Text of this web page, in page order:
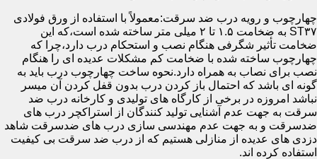
چهارچوب و رویه درب ضد سرقت:معمولاً با استفاده از ورق فولادی
ST۳۷ به ضخامت ۱.۵ تا ۲ میلی متر ساخته شده است،که این
ضخامت تأثیر شگرفی هنگام نصب و استحکام درب دارد،چرا که
چهارچوب ساخته شده با ضخامت کم مشکلات عدیده ای را هنگام
نصب برای نصاب به همراه دارد.نحوه ساخت چهارچوب درب باید به
گونه ای باشد که احتمال باز کردن درب بدون قفل کردن آن میسر
نباشد امروزه در برخی از کارگاه های تولیدی و کارخانه درب ضد
سرقت به جهت عدم آشنایی تولید کنندگان از استراکچر درب های
ضدسرقت و به جهت عدم مهندسی سازی درب های ضدسرقت شاهد
دزدی های عدیده از منازلی هستیم که از درب ضد سرقت بی کیفیت
استفاده کرده اند.